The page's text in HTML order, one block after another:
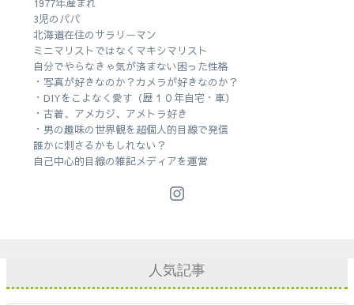
1977年産まれ
3児のパパ
北海道在住のサラリーマン
ミニマリストではなくマキシマリスト
自分でやらなきゃ気が済まない困った性格
・写真が好きなのか？カメラが好きなのか？
・DIYをこよなく愛す（歴１０年自宅・車）
・古着、アメカジ、アメトラ好き
・男の趣味の世界観を超個人的目線で発信
誰かに刺さるかもしれない？
自己中心的目線の雑記メディアを運営
人気記事